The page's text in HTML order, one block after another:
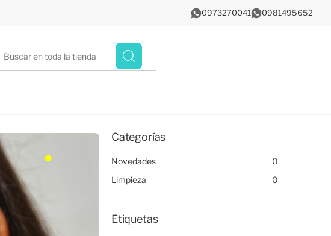
0973270041 0981495652
Categorías
Novedades
0
Limpieza
0
Etiquetas